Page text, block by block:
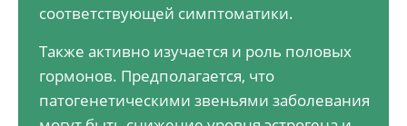
соответствующей симптоматики.
Также активно изучается и роль половых
гормонов. Предполагается, что
патогенетическими звеньями заболевания